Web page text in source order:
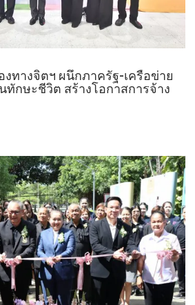
งทางจิตฯ ผนึกภาครัฐ-เครือข่าย
ทักษะชีวิต สร้างโอกาสการจ้าง